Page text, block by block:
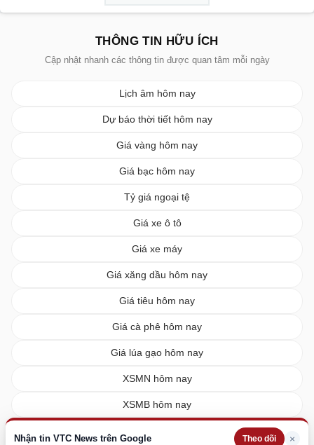
Nhận tin VTC News trên Google Theo dõi ×
THÔNG TIN HỮU ÍCH
Cập nhật nhanh các thông tin được quan tâm mỗi ngày
Lịch âm hôm nay
Dự báo thời tiết hôm nay
Giá vàng hôm nay
Giá bạc hôm nay
Tỷ giá ngoại tệ
Giá xe ô tô
Giá xe máy
Giá xăng dầu hôm nay
Giá tiêu hôm nay
Giá cà phê hôm nay
Giá lúa gạo hôm nay
XSMN hôm nay
XSMB hôm nay